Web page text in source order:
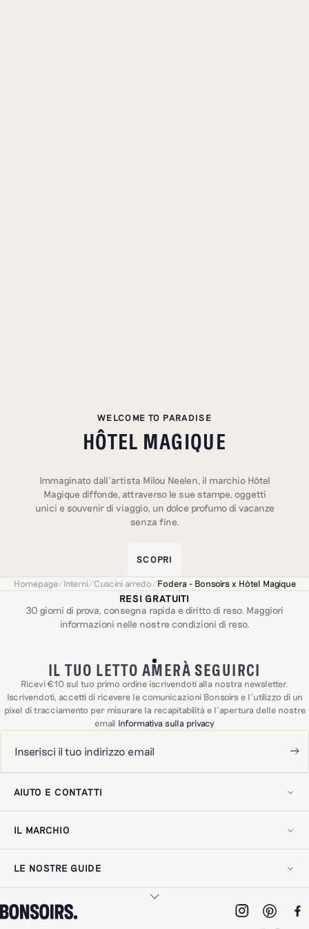
WELCOME TO PARADISE
HÔTEL MAGIQUE
Immaginato dall’artista Milou Neelen, il marchio Hôtel
Magique diffonde, attraverso le sue stampe, oggetti
unici e souvenir di viaggio, un dolce profumo di vacanze
senza fine.
SCOPRI
Homepage/Interni/Cuscini arredo/Fodera - Bonsoirs x Hôtel Magique
RESI GRATUITI
30 giorni di prova, consegna rapida e diritto di reso. Maggiori
informazioni nelle nostre condizioni di reso.
IL TUO LETTO AMERÀ SEGUIRCI
Ricevi €10 sul tuo primo ordine iscrivendoti alla nostra newsletter.
Iscrivendoti, accetti di ricevere le comunicazioni Bonsoirs e l'utilizzo di un
pixel di tracciamento per misurare la recapitabilità e l'apertura delle nostre
email Informativa sulla privacy
AIUTO E CONTATTI
Contattaci!
Spedizioni e resi
Domande frequenti
Recensioni dei clienti
Informativa sulla privacy
IL MARCHIO
Il nostro savoir-faire
Il nostro impegno
Gift card digitale
Pro Spazio
Lavora con noi
LE NOSTRE GUIDE
Scegliere le lenzuola
Scegliere guanciali e piumini
I NOSTRI MATERIALI